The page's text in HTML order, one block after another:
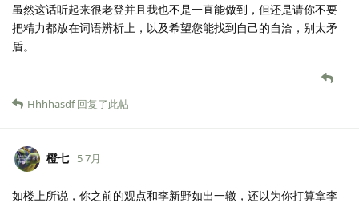
虽然这话听起来很老登并且我也不是一直能做到，但还是请你不要
把精力都放在词语辨析上，以及希望您能找到自己的自洽，别太矛
盾。
Hhhhasdf回复了此帖
橙七 5 7月
如楼上所说，你之前的观点和李新野如出一辙，还以为你打算拿李